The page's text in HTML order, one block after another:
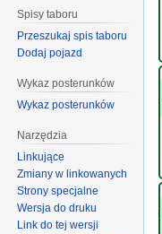
Spisy taboru
Przeszukaj spis taboru
Dodaj pojazd
Wykaz posterunków
Wykaz posterunków
Narzędzia
Linkujące
Zmiany w linkowanych
Strony specjalne
Wersja do druku
Link do tej wersji